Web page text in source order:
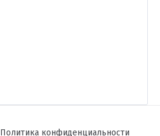
Политика конфиденциальности